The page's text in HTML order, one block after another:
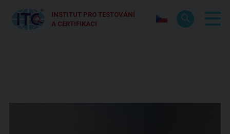
INSTITUT PRO TESTOVÁNÍ
A CERTIFIKACI